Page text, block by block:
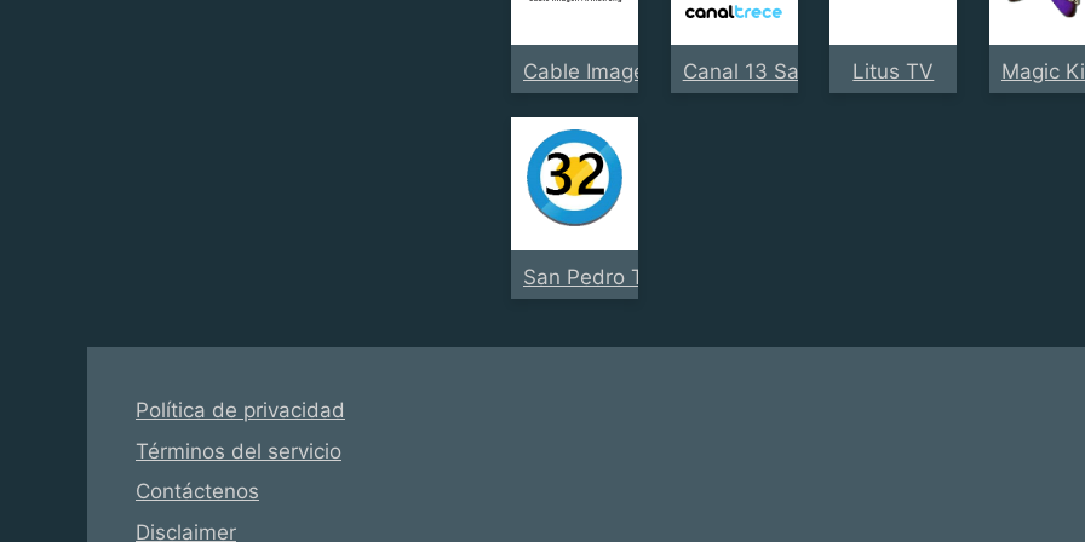
Cable Imagen ArmstrongCanal 13 San LuisLitus TV Magic
San Pedro TV
Política de privacidad
Términos del servicio
Contáctenos
Disclaimer